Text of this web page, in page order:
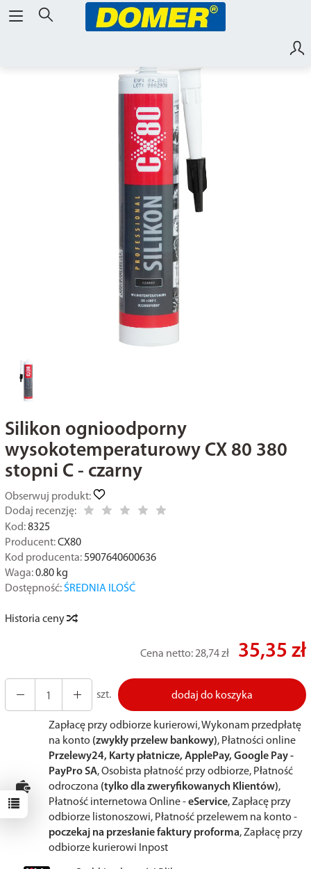
Silikon ognioodporny
wysokotemperaturowy CX 80 380
stopni C - czarny
Obserwuj produkt:
Dodaj recenzję:
Kod: 8325
Producent: CX80
Kod producenta: 5907640600636
Waga: 0.80kg
Dostępność: ŚREDNIA ILOŚĆ
Historia ceny
Cena netto:28,74 zł 35,35 zł
szt. dodaj do koszyka
Zapłacę przy odbiorze kurierowi, Wykonam przedpłatę
na konto (zwykły przelew bankowy), Płatności online
Przelewy24, Karty płatnicze, ApplePay, Google Pay -
PayPro SA, Osobista płatność przy odbiorze, Płatność
odroczona (tylko dla zweryfikowanych Klientów),
Płatność internetowa Online -eService, Zapłacę przy
odbiorze listonoszowi, Płatność przelewem na konto -
poczekaj na przesłanie faktury proforma, Zapłacę przy
odbiorze kurierowi Inpost